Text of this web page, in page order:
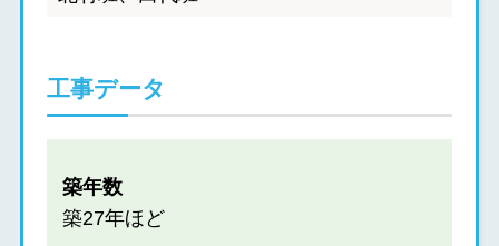
工事データ
築年数
築27年ほど